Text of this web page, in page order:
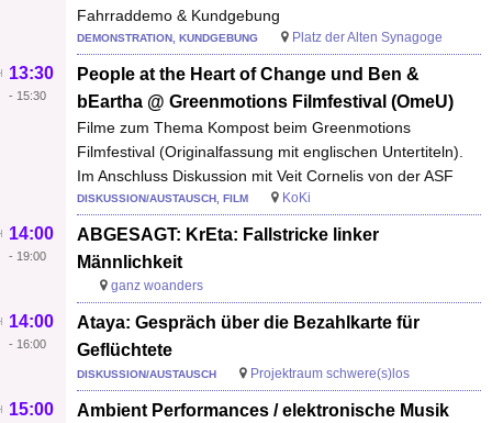
Fahrraddemo & Kundgebung
DEMONSTRATION, KUNDGEBUNG Platz der Alten Synagoge
People at the Heart of Change und Ben &
bEartha @ Greenmotions Filmfestival (OmeU)
Filme zum Thema Kompost beim Greenmotions
Filmfestival (Originalfassung mit englischen Untertiteln).
Im Anschluss Diskussion mit Veit Cornelis von der ASF
13:30
- 15:30
DISKUSSION/AUSTAUSCH, FILM KoKi
ABGESAGT: KrEta: Fallstricke linker
Männlichkeit
14:00
- 19:00
ganz woanders
Ataya: Gespräch über die Bezahlkarte für
Geflüchtete
14:00
- 16:00
DISKUSSION/AUSTAUSCH Projektraum schwere(s)los
Ambient Performances / elektronische Musik
15:00